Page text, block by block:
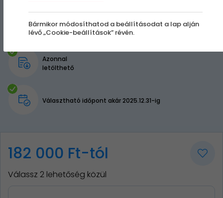
Azonnal
letölthető
Választható időpont akár 2025.12.31-ig
182 000 Ft-tól
Válassz 2 lehetőség közül
Bármikor módosíthatod a beállításodat a lap alján
lévő „Cookie-beállítások” révén.